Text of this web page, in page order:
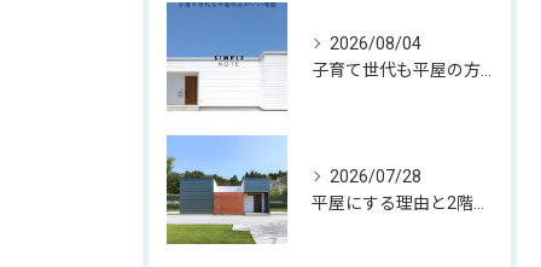
2026/08/04
子育て世代も平屋の方がいい理由
2026/07/28
平屋にする理由と2階建てにする理由